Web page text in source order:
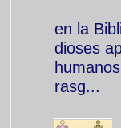
en la
dioses
rasg...